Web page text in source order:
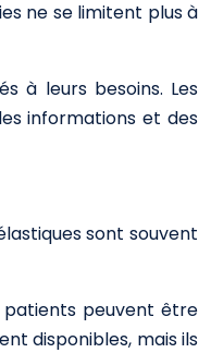
ne se limitent plus à
à leurs besoins. Les
informations et des
sont souvent
patients peuvent être
disponibles, mais ils